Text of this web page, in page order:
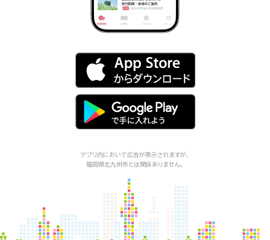
アプリ内において広告が表示されますが、
福岡県北九州市とは関係ありません。